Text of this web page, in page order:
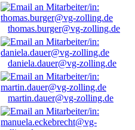
thomas.burger@vg-zolling.de
daniela.dauer@vg-zolling.de
martin.dauer@vg-zolling.de